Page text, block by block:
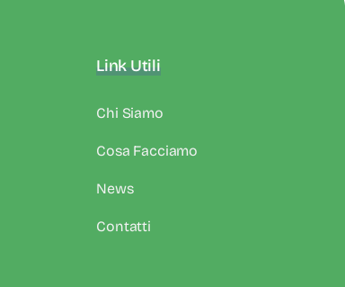
Link Utili
Chi Siamo
Cosa Facciamo
News
Contatti